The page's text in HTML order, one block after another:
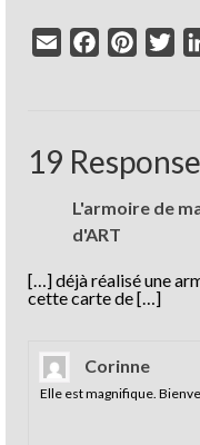
Email Facebook
19
L'armoire de
d'ART
[…] déjà réalisé une
cette carte de […]
Corinne
Elle est magnifique.